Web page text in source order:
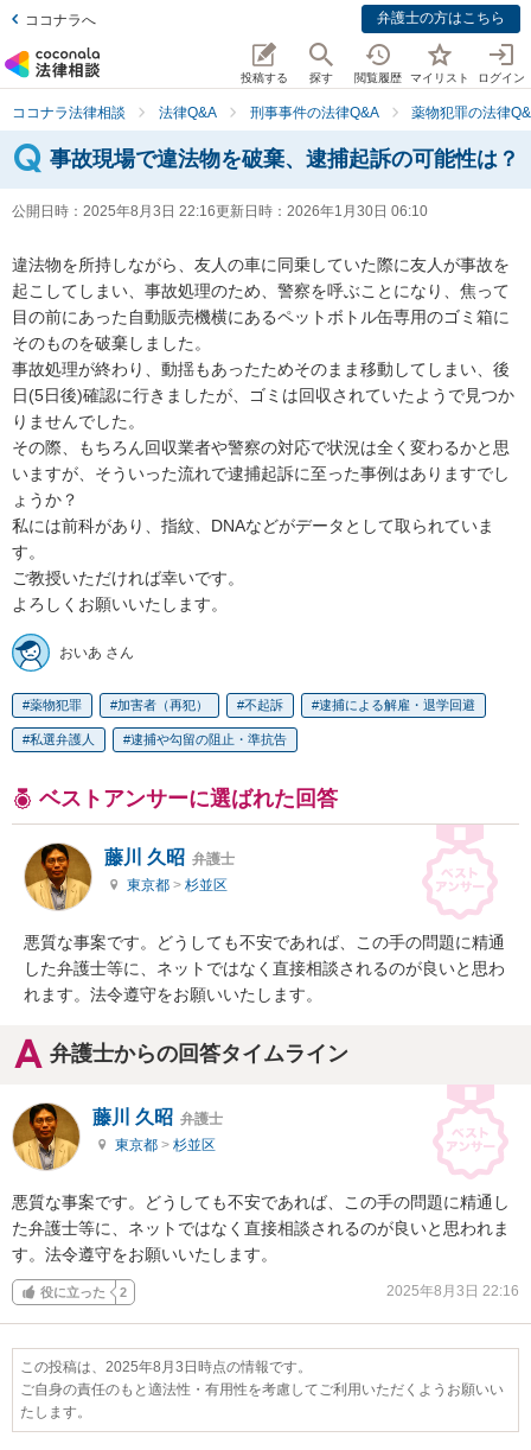
ココナラへ 弁護士の方はこちら
投稿する 探す 閲覧履歴 マイリスト ログイン
ココナラ法律相談 法律Q&A 刑事事件の法律Q&A 薬物犯罪の法律
事故現場で違法物を破棄、逮捕起訴の可能性は？
公開日時： 2025年8月3日 22:16更新日時： 2026年1月30日 06:10
違法物を所持しながら、友人の車に同乗していた際に友人が事故を
起こしてしまい、事故処理のため、警察を呼ぶことになり、焦って
目の前にあった自動販売機横にあるペットボトル缶専用のゴミ箱に
そのものを破棄しました。
事故処理が終わり、動揺もあったためそのまま移動してしまい、後
日(5日後)確認に行きましたが、ゴミは回収されていたようで見つか
りませんでした。
その際、もちろん回収業者や警察の対応で状況は全く変わるかと思
いますが、そういった流れで逮捕起訴に至った事例はありますでし
ょうか？
私には前科があり、指紋、DNAなどがデータとして取られていま
す。
ご教授いただければ幸いです。
よろしくお願いいたします。
おいあ さん
薬物犯罪 加害者（再犯） 不起訴 逮捕による解雇・退学回避
私選弁護人 逮捕や勾留の阻止・準抗告
ベストアンサーに選ばれた回答
藤川 久昭 弁護士
東京都 > 杉並区
悪質な事案です。どうしても不安であれば、この手の問題に精通
した弁護士等に、ネットではなく直接相談されるのが良いと思わ
れます。法令遵守をお願いいたします。
弁護士からの回答タイムライン
藤川 久昭 弁護士
東京都 > 杉並区
悪質な事案です。どうしても不安であれば、この手の問題に精通し
た弁護士等に、ネットではなく直接相談されるのが良いと思われま
す。法令遵守をお願いいたします。
役に立った 2 2025年8月3日 22:16
この投稿は、2025年8月3日時点の情報です。
ご自身の責任のもと適法性・有用性を考慮してご利用いただくようお願いい
たします。